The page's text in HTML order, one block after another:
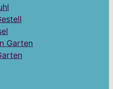
Garten